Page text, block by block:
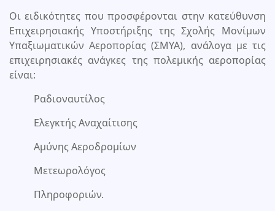
Οι ειδικότητες που προσφέρονται στην κατεύθυνση
Επιχειρησιακής Υποστήριξης της Σχολής Μονίμων
Υπαξιωματικών Αεροπορίας (ΣΜΥΑ), ανάλογα με τις
επιχειρησιακές ανάγκες της πολεμικής αεροπορίας
είναι:
Ραδιοναυτίλος
Ελεγκτής Αναχαίτισης
Αμύνης Αεροδρομίων
Μετεωρολόγος
Πληροφοριών.